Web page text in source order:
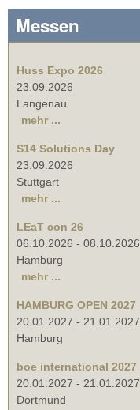
Messen
Huss Expo 2026
23.09.2026
Langenau
mehr ...
S14 Solutions Day
23.09.2026
Stuttgart
mehr ...
LEaT con 26
06.10.2026 - 08.10.2026
Hamburg
mehr ...
HAMBURG OPEN 2027
20.01.2027 - 21.01.2027
Hamburg
boe international 2027
20.01.2027 - 21.01.2027
Dortmund